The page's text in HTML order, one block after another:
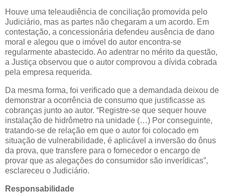
Houve uma teleaudiência de conciliação promovida pelo
Judiciário, mas as partes não chegaram a um acordo. Em
contestação, a concessionária defendeu ausência de dano
moral e alegou que o imóvel do autor encontra-se
regularmente abastecido. Ao adentrar no mérito da questão,
a Justiça observou que o autor comprovou a dívida cobrada
pela empresa requerida.
Da mesma forma, foi verificado que a demandada deixou de
demonstrar a ocorrência de consumo que justificasse as
cobranças junto ao autor. “Registre-se que sequer houve
instalação de hidrômetro na unidade (…) Por conseguinte,
tratando-se de relação em que o autor foi colocado em
situação de vulnerabilidade, é aplicável a inversão do ônus
da prova, que transfere para o fornecedor o encargo de
provar que as alegações do consumidor são inverídicas”,
esclareceu o Judiciário.
Responsabilidade